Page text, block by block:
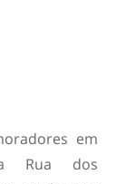
em
Rua dos